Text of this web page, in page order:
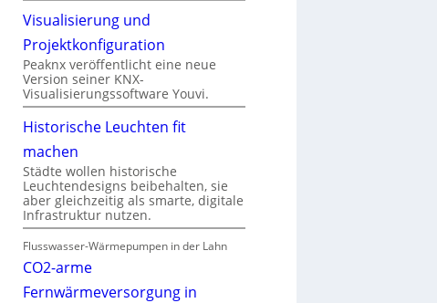
Visualisierung und
Projektkonfiguration
Peaknx veröffentlicht eine neue
Version seiner KNX-
Visualisierungssoftware Youvi.
Historische Leuchten fit
machen
Städte wollen historische
Leuchtendesigns beibehalten, sie
aber gleichzeitig als smarte, digitale
Infrastruktur nutzen.
Flusswasser-Wärmepumpen in der Lahn
CO2-arme
Fernwärmeversorgung in